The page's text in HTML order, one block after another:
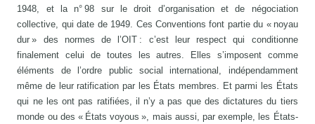
1948, et la n° 98 sur le droit d’organisation et de négociation
collective, qui date de 1949. Ces Conventions font partie du « noyau
dur » des normes de l’OIT : c’est leur respect qui conditionne
finalement celui de toutes les autres. Elles s’imposent comme
éléments de l’ordre public social international, indépendamment
même de leur ratification par les États membres. Et parmi les États
qui ne les ont pas ratifiées, il n’y a pas que des dictatures du tiers
monde ou des « États voyous », mais aussi, par exemple, les États-